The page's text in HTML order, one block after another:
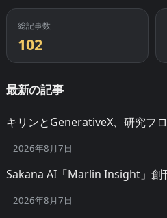
総記事数
102
最新の記事
キリンとGenerativeX、研究フ
2026年8月7日
Sakana AI「Marlin Insight」創
2026年8月7日